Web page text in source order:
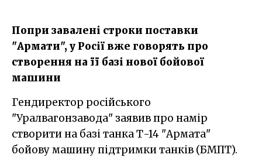
Попри завалені строки поставки
"Армати", у Росії вже говорять про
створення на її базі нової бойової
машини
Гендиректор російського
"Уралвагонзавода" заявив про намір
створити на базі танка Т-14 "Армата"
бойову машину підтримки танків (БМПТ).